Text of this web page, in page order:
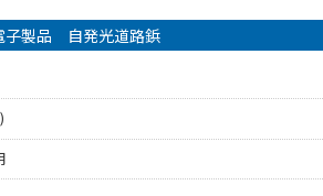
子製品 自発光道路鋲